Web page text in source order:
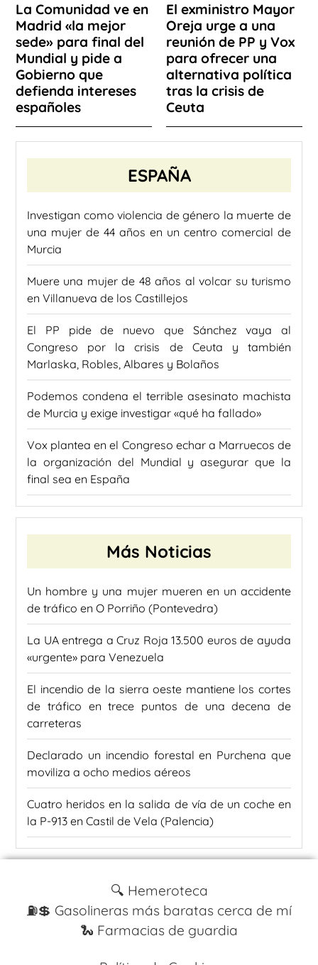
La Comunidad ve en
Madrid «la mejor
sede» para final del
Mundial y pide a
Gobierno que
defienda intereses
españoles
El exministro Mayor
Oreja urge a una
reunión de PP y Vox
para ofrecer una
alternativa política
tras la crisis de
Ceuta
ESPAÑA
Investigan como violencia de género la muerte de
una mujer de 44 años en un centro comercial de
Murcia
Muere una mujer de 48 años al volcar su turismo
en Villanueva de los Castillejos
El PP pide de nuevo que Sánchez vaya al
Congreso por la crisis de Ceuta y también
Marlaska, Robles, Albares y Bolaños
Podemos condena el terrible asesinato machista
de Murcia y exige investigar «qué ha fallado»
Vox plantea en el Congreso echar a Marruecos de
la organización del Mundial y asegurar que la
final sea en España
Más Noticias
Un hombre y una mujer mueren en un accidente
de tráfico en O Porriño (Pontevedra)
La UA entrega a Cruz Roja 13.500 euros de ayuda
«urgente» para Venezuela
El incendio de la sierra oeste mantiene los cortes
de tráfico en trece puntos de una decena de
carreteras
Declarado un incendio forestal en Purchena que
moviliza a ocho medios aéreos
Cuatro heridos en la salida de vía de un coche en
la P-913 en Castil de Vela (Palencia)
🔍 Hemeroteca
⛽️💲 Gasolineras más baratas cerca de mí
🐍 Farmacias de guardia